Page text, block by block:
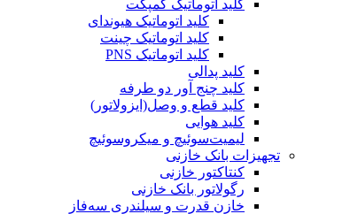
کلید اتوماتیک کمپکت
کلید اتوماتیک هیوندای
کلید اتوماتیک چینت
کلید اتوماتیک PNS
کلید پدالی
کلید چنج آور دو طرفه
کلید قطع و وصل(ایزولاتور)
کلید هوایی
لیمیت‌سوئیچ و میکروسوئیچ
تجهیزات بانک خازنی
کنتاکتور خازنی
رگولاتور بانک خازنی
خازن قدرت و سیلندری سه‌فاز